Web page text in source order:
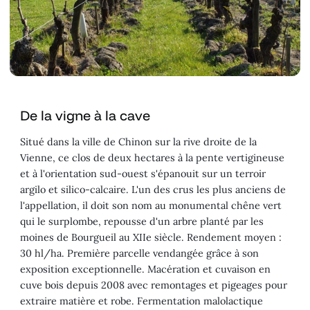
De la vigne à la cave
Situé dans la ville de Chinon sur la rive droite de la
Vienne, ce clos de deux hectares à la pente vertigineuse
et à l'orientation sud-ouest s'épanouit sur un terroir
argilo et silico-calcaire. L'un des crus les plus anciens de
l'appellation, il doit son nom au monumental chêne vert
qui le surplombe, repousse d'un arbre planté par les
moines de Bourgueil au XIIe siècle. Rendement moyen :
30 hl/ha. Première parcelle vendangée grâce à son
exposition exceptionnelle. Macération et cuvaison en
cuve bois depuis 2008 avec remontages et pigeages pour
extraire matière et robe. Fermentation malolactique